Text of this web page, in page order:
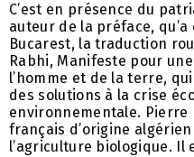
C’est en présence du
auteur de la préface,
Bucarest, la traduction
Rabhi, Manifeste pour
l’homme et de la terre,
des solutions à la crise
environnementale. Pierre
français d’origine
l’agriculture biologique. Il